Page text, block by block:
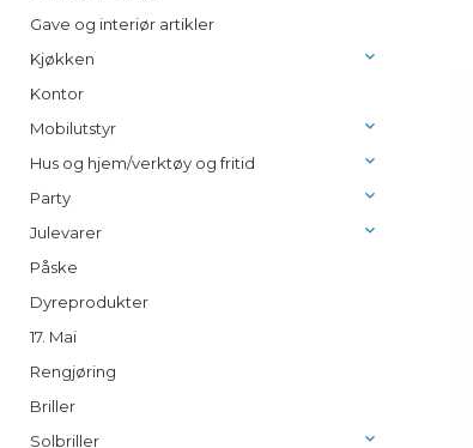
Gave og interiør artikler
Kjøkken
Kontor
Mobilutstyr
Hus og hjem/verktøy og fritid
Party
Julevarer
Påske
Dyreprodukter
17. Mai
Rengjøring
Briller
Solbriller